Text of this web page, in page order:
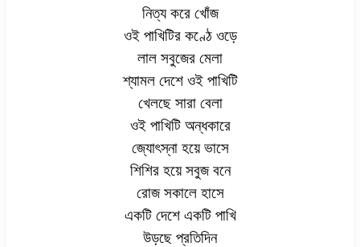
নিত্য করে খোঁজ
ওই পাখিটির কণ্ঠে ওড়ে
লাল সবুজের মেলা
শ্যামল দেশে ওই পাখিটি
খেলছে সারা বেলা
ওই পাখিটি অন্ধকারে
জ্যোৎস্না হয়ে ভাসে
শিশির হয়ে সবুজ বনে
রোজ সকালে হাসে
একটি দেশে একটি পাখি
উড়ছে প্রতিদিন